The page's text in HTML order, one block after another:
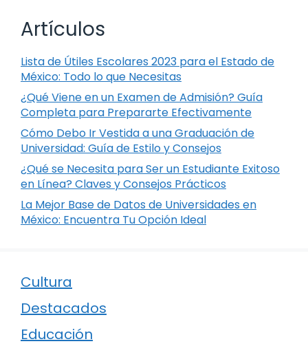
Artículos
Lista de Útiles Escolares 2023 para el Estado de
México: Todo lo que Necesitas
¿Qué Viene en un Examen de Admisión? Guía
Completa para Prepararte Efectivamente
Cómo Debo Ir Vestida a una Graduación de
Universidad: Guía de Estilo y Consejos
¿Qué se Necesita para Ser un Estudiante Exitoso
en Línea? Claves y Consejos Prácticos
La Mejor Base de Datos de Universidades en
México: Encuentra Tu Opción Ideal
Cultura
Destacados
Educación